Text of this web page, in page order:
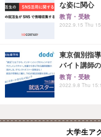
な姿に関心
教育・受験
2022.9.15 Thu
東京個別指
バイト講師
教育・受験
2022.9.8 Thu
大学生ア